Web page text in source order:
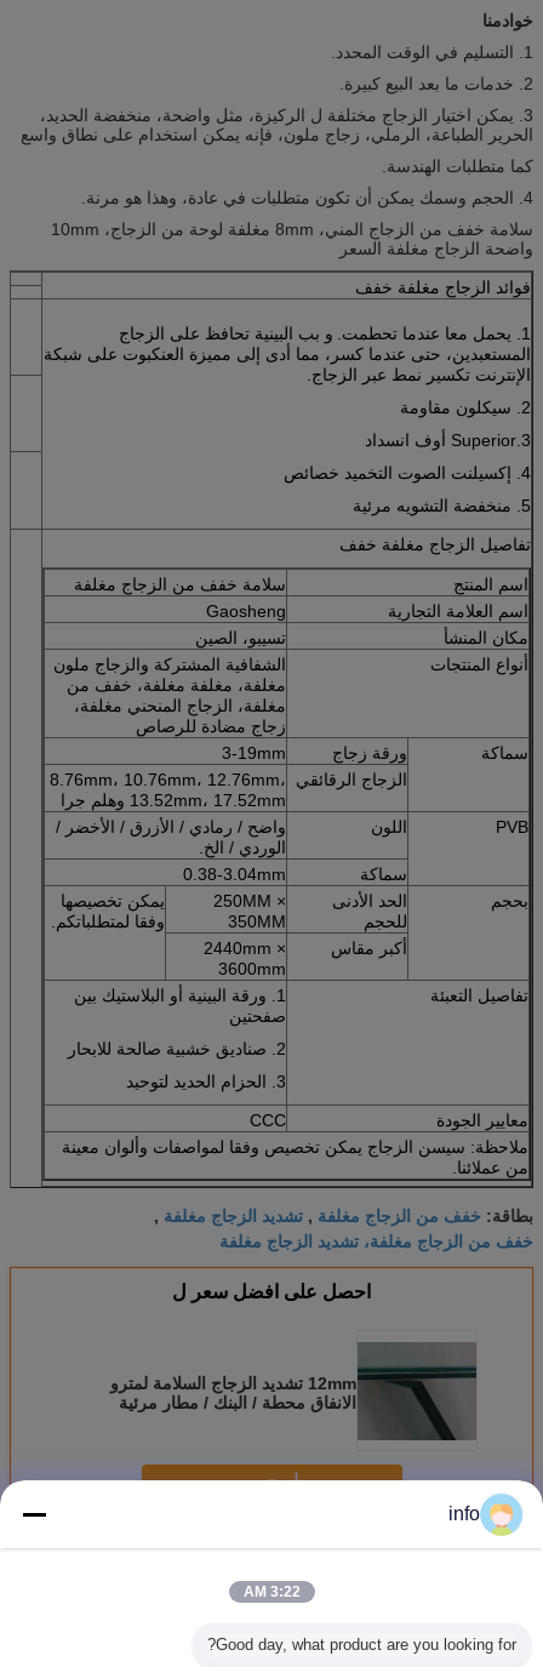
خوادمنا
1. التسليم في الوقت المحدد.
2. خدمات ما بعد البيع كبيرة.
3. يمكن اختيار الزجاج مختلفة ل الركيزة، مثل واضحة، منخفضة الحديد،
الحرير الطباعة، الرملي، زجاج ملون، فإنه يمكن استخدام على نطاق واسع
كما متطلبات الهندسة.
4. الحجم وسمك يمكن أن تكون متطلبات في عادة، وهذا هو مرنة.
سلامة خفف من الزجاج المني، 8mm مغلفة لوحة من الزجاج، 10mm
واضحة الزجاج مغلفة السعر
فوائد الزجاج مغلفة خفف
1. يحمل معا عندما تحطمت.
و بب البينية تحافظ على الزجاج
المستعبدين، حتى عندما كسر، مما أدى إلى مميزة العنكبوت على شبكة
الإنترنت تكسير نمط عبر الزجاج.
2. سيكلون مقاومة
3.Superior أوف انسداد
4. إكسيلنت الصوت التخميد خصائص
5. منخفضة التشويه مرئية
تفاصيل الزجاج مغلفة خفف
اسم المنتج
سلامة خفف من الزجاج مغلفة
اسم العلامة التجارية
Gaosheng
مكان المنشأ
تسيبو، الصين
أنواع المنتجات
الشفافية المشتركة والزجاج ملون
مغلفة، مغلفة مغلفة، خفف من
مغلفة، الزجاج المنحني مغلفة،
زجاج مضادة للرصاص
سماكة
ورقة زجاج
3-19mm
الزجاج الرقائقي
8.76mm، 10.76mm، 12.76mm،
13.52mm، 17.52mm وهلم جرا
PVB
اللون
واضح / رمادي / الأزرق / الأخضر /
الوردي / الخ.
سماكة
0.38-3.04mm
بحجم
الحد الأدنى
للحجم
250MM ×
350MM
يمكن تخصيصها
وفقا لمتطلباتكم.
أكبر مقاس
2440mm ×
3600mm
تفاصيل التعبئة
1. ورقة البينية أو البلاستيك بين
صفحتين
2. صناديق خشبية صالحة للابحار
3. الحزام الحديد لتوحيد
معايير الجودة
CCC
ملاحظة: سيسن الزجاج يمكن تخصيص وفقا لمواصفات وألوان معينة
من عملائنا.
بطاقة: خفف من الزجاج مغلفة , تشديد الزجاج مغلفة ,
خفف من الزجاج مغلفة، تشديد الزجاج مغلفة
احصل على افضل سعر ل
12mm تشديد الزجاج السلامة لمترو
الانفاق محطة / البنك / مطار مرئية
استمر
أكثريرقّق أمان زجاج
info
3:22 AM
Good day, what product are you looking for?